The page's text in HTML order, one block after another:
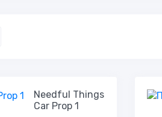
Needful Things
Car Prop 1